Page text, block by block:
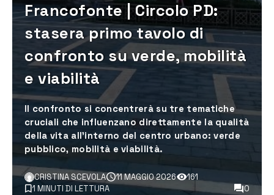
Francofonte | Circolo PD:
stasera primo tavolo di
confronto su verde, mobilità
e viabilità
​Il confronto si concentrerà su tre tematiche
cruciali che influenzano direttamente la qualità
della vita all'interno del centro urbano: verde
pubblico, mobilità e viabilità.
CRISTINA SCEVOLA 11 MAGGIO 2026
161
1 MINUTI DI LETTURA
0